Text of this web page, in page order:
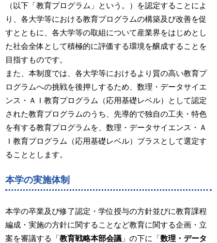
（以下「教育プログラム」という。）を認定することによ
り、各大学等における教育プログラムの構築及び改善を促
すとともに、各大学等の取組について産業界をはじめとし
た社会全体として積極的に評価する環境を醸成することを
目指すものです。
また、本制度では、各大学等におけるより質の高い教育プ
ログラムへの挑戦を後押しするため、数理・データサイエ
ンス・ＡＩ教育プログラム（応用基礎レベル）として認定
された教育プログラムのうち、先導的で独自の工夫・特色
を有する教育プログラムを、数理・データサイエンス・Ａ
Ｉ教育プログラム（応用基礎レベル）プラスとして選定す
ることとします。
本学の実施体制
本学の卒業及び修了認定・学位授与の方針並びに教育課程
編成・実施の方針に関することなど教育に関する企画・立
案を審議する「教育戦略本部会議 」の下に「数理・データ